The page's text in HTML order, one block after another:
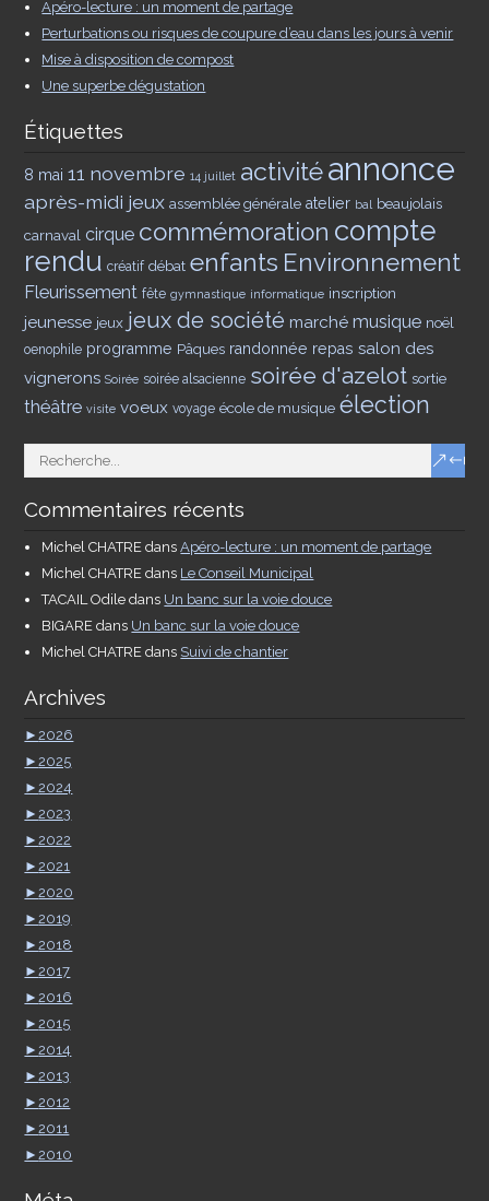
Apéro-lecture : un moment de partage
Perturbations ou risques de coupure d’eau dans les jours à venir
Mise à disposition de compost
Une superbe dégustation
Étiquettes
8 mai 11 novembre 14 juillet activitéannonce
après-midi jeux assemblée générale atelier bal beaujolais
carnaval cirque commémoration compte
rendu créatif débat enfants Environnement
Fleurissement fête gymnastique informatique inscription
jeunesse jeux jeux de société marché musique noël
oenophile programme Pâques randonnée repas salon des
vignerons Soirée soirée alsacienne soirée d'azelot sortie
théâtre visite voeux voyage école de musique élection
Commentaires récents
Michel CHATRE dansApéro-lecture : un moment de partage
Michel CHATRE dans Le Conseil Municipal
TACAIL Odile dans Un banc sur la voie douce
BIGARE dans Un banc sur la voie douce
Michel CHATRE dans Suivi de chantier
Archives
►2026
►2025
►2024
►2023
►2022
►2021
►2020
►2019
►2018
►2017
►2016
►2015
►2014
►2013
►2012
►2011
►2010